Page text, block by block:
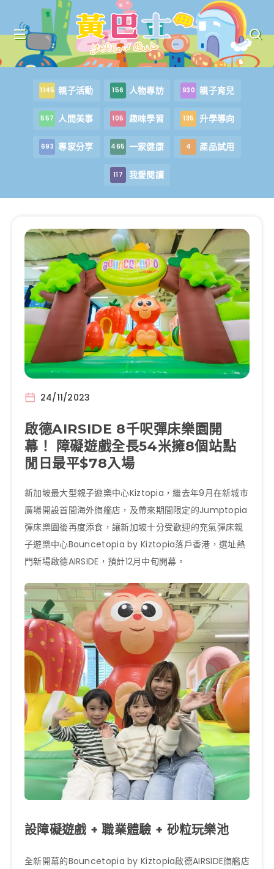
1145 親子活動 156 人物專訪 930 親子育兒
557 人間美事 105 趣味學習 135 升學導向
693 專家分享 465 一家健康 4 產品試用
117 我愛閱讀
24/11/2023
啟德AIRSIDE 8千呎彈床樂園開
幕！ 障礙遊戲全長54米擁8個站點
閒日最平$78入場
新加坡最大型親子遊樂中心Kiztopia，繼去年9月在新城市
廣場開設首間海外旗艦店，及帶來期間限定的Jumptopia
彈床樂園後再度添食，讓新加坡十分受歡迎的充氣彈床親
子遊樂中心Bouncetopia by Kiztopia落戶香港，選址熱
門新場啟德AIRSIDE，預計12月中旬開幕。
設障礙遊戲 + 職業體驗 + 砂粒玩樂池
全新開幕的Bouncetopia by Kiztopia啟德AIRSIDE旗艦店